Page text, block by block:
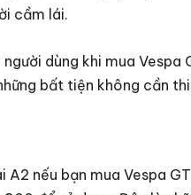
cầm lái.
dùng khi mua
bất tiện không cần
A2 nếu bạn mua Vespa